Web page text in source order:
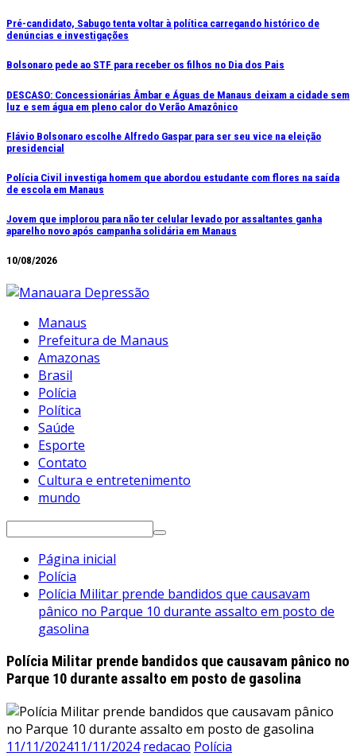
Ir
para
o
Pré-candidato, Sabugo tenta voltar à política carregando histórico de
denúncias e investigações
Bolsonaro pede ao STF para receber os filhos no Dia dos Pais
DESCASO: Concessionárias Âmbar e Águas de Manaus deixam a cidade sem
luz e sem água em pleno calor do Verão Amazônico
Flávio Bolsonaro escolhe Alfredo Gaspar para ser seu vice na eleição
presidencial
Polícia Civil investiga homem que abordou estudante com flores na saída
de escola em Manaus
Jovem que implorou para não ter celular levado por assaltantes ganha
aparelho novo após campanha solidária em Manaus
10/08/2026
Manaus
Prefeitura de Manaus
Amazonas
Brasil
Polícia
Política
Saúde
Esporte
Contato
Cultura e entretenimento
mundo
Pesquisar
Página inicial
Polícia
Polícia Militar prende bandidos que causavam
pânico no Parque 10 durante assalto em posto de
gasolina
Polícia Militar prende bandidos que causavam pânico no
Parque 10 durante assalto em posto de gasolina
11/11/202411/11/2024 redacao Polícia